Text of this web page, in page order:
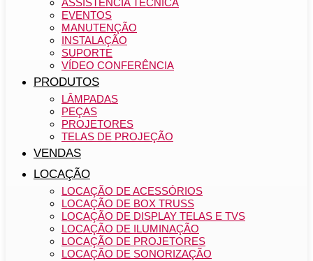
ASSISTÊNCIA TÉCNICA
EVENTOS
MANUTENÇÃO
INSTALAÇÃO
SUPORTE
VÍDEO CONFERÊNCIA
PRODUTOS
LÂMPADAS
PEÇAS
PROJETORES
TELAS DE PROJEÇÃO
VENDAS
LOCAÇÃO
LOCAÇÃO DE ACESSÓRIOS
LOCAÇÃO DE BOX TRUSS
LOCAÇÃO DE DISPLAY TELAS E TVS
LOCAÇÃO DE ILUMINAÇÃO
LOCAÇÃO DE PROJETORES
LOCAÇÃO DE SONORIZAÇÃO